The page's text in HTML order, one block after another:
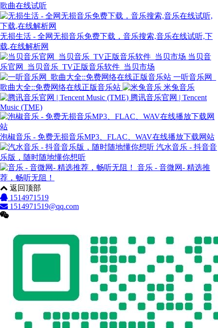
歌曲在线试听
无损生活 - 全网无损音乐免费下载，音乐搜索,音乐在线试听,下
载,在线解析网
当贝音
乐官网_当贝音乐_TV正版音乐软件_当贝市场
一听音乐网_
歌曲大全::免费网络在线正版音乐站
米兔音乐
腾讯音乐官网 | Tencent
Music (TME)
泡椒音乐 - 免费无损音乐MP3、FLAC、WAV在线播放下载网站
汽水音乐 - 抖音音
乐版，随时随地懂你想听
音乐 - 音微网- 精选推
荐，畅听无阻！
返回顶部
1514971519
1514971519@qq.com